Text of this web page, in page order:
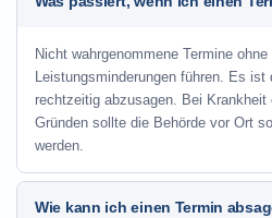
Nicht wahrgenommene Termine
Leistungsminderungen führen. Es ist
rechtzeitig abzusagen. Bei Krankheit
Gründen sollte die Behörde vor Ort
werden.
Wie kann ich einen Termin